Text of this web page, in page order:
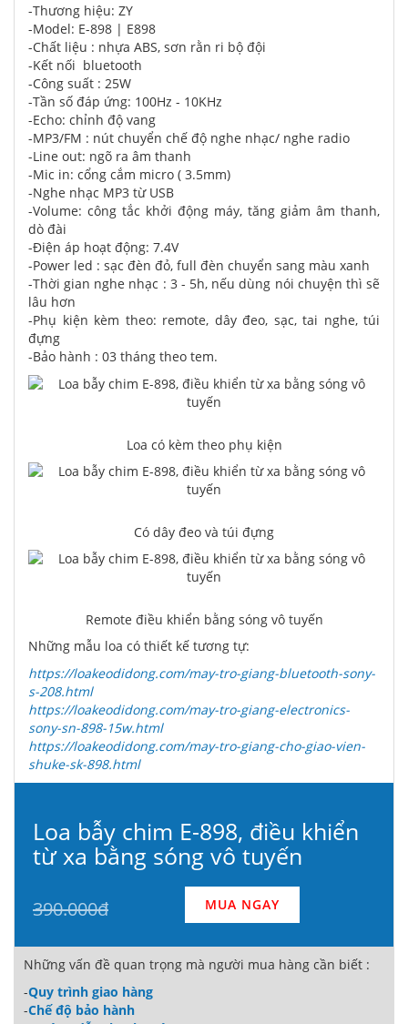
-Thương hiệu: ZY
-Model: E-898 | E898
-Chất liệu : nhựa ABS, sơn rằn ri bộ đội
-Kết nối bluetooth
-Công suất : 25W
-Tần số đáp ứng: 100Hz - 10KHz
-Echo: chỉnh độ vang
-MP3/FM : nút chuyển chế độ nghe nhạc/ nghe radio
-Line out: ngõ ra âm thanh
-Mic in: cổng cắm micro ( 3.5mm)
-Nghe nhạc MP3 từ USB
-Volume: công tắc khởi động máy, tăng giảm âm thanh,
dò đài
-Điện áp hoạt động: 7.4V
-Power led : sạc đèn đỏ, full đèn chuyển sang màu xanh
-Thời gian nghe nhạc : 3 - 5h, nếu dùng nói chuyện thì sẽ
lâu hơn
-Phụ kiện kèm theo: remote, dây đeo, sạc, tai nghe, túi
đựng
-Bảo hành : 03 tháng theo tem.
Loa có kèm theo phụ kiện
Có dây đeo và túi đựng
Remote điều khiển bằng sóng vô tuyến
Những mẫu loa có thiết kế tương tự:
https://loakeodidong.com/may-tro-giang-bluetooth-sony-
s-208.html
https://loakeodidong.com/may-tro-giang-electronics-
sony-sn-898-15w.html
https://loakeodidong.com/may-tro-giang-cho-giao-vien-
shuke-sk-898.html
Loa bẫy chim E-898, điều khiển
từ xa bằng sóng vô tuyến
390.000đ MUA NGAY
Những vấn đề quan trọng mà người mua hàng cần biết :
-Quy trình giao hàng
-Chế độ bảo hành